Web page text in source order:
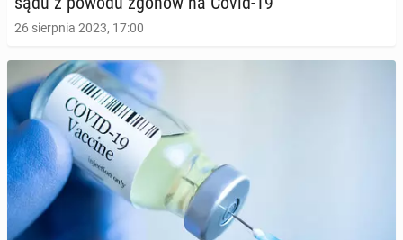
26 sierpnia 2023, 17:00